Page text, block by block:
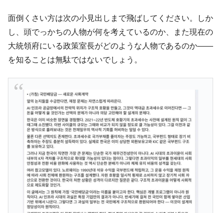
『Money1』
韓国政府『BYD』車への補助金を全廃 ⇒ 実
は韓国で『BYD』車は売れている。6カ月で対前年同期比
1.9倍！
『Money1』
在韓米国大使スティールが着韓！⇒ さっそ
ドを掲げる「在韓反米勢力」
『Money1』
韓国政府「2035年までに18.4GW規模のAIデ
ータセンター整備」⇒ だから無理だってば。
『Money1』
JPモルガン「韓国レバレッジETFの清算は
ほぼ終わった」
『Money1』
韓国『国民年金公団』株価暴落で200兆蒸
発。
『Money1』
韓国政府「ニセＫ-ブランドを通報しようキ
ャンペーン」⇒ あの名物教授も登場！
『Money1』
面倒くさい方は次の小見出しまで飛ばしてください。しか
し、頭でっかちの人物が何を考えているのか、また現在の
大統領府にいる政策室長がどのような人物であるのか――
を知ることは無駄ではないでしょう。